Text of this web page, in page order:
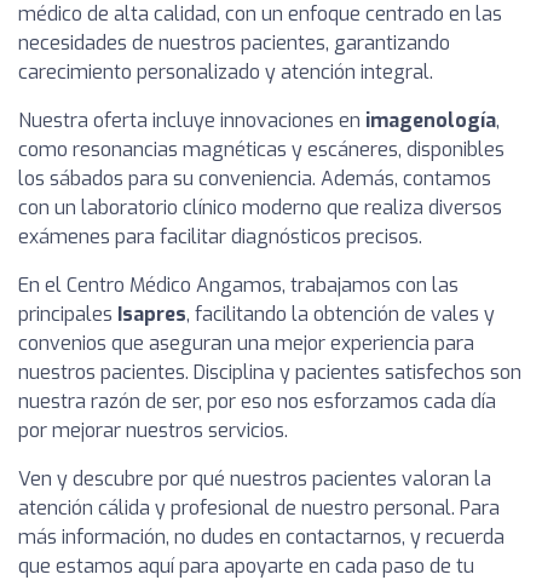
médico de alta calidad, con un enfoque centrado en las
necesidades de nuestros pacientes, garantizando
carecimiento personalizado y atención integral.
Nuestra oferta incluye innovaciones en imagenología,
como resonancias magnéticas y escáneres, disponibles
los sábados para su conveniencia. Además, contamos
con un laboratorio clínico moderno que realiza diversos
exámenes para facilitar diagnósticos precisos.
En el Centro Médico Angamos, trabajamos con las
principales Isapres, facilitando la obtención de vales y
convenios que aseguran una mejor experiencia para
nuestros pacientes. Disciplina y pacientes satisfechos son
nuestra razón de ser, por eso nos esforzamos cada día
por mejorar nuestros servicios.
Ven y descubre por qué nuestros pacientes valoran la
atención cálida y profesional de nuestro personal. Para
más información, no dudes en contactarnos, y recuerda
que estamos aquí para apoyarte en cada paso de tu